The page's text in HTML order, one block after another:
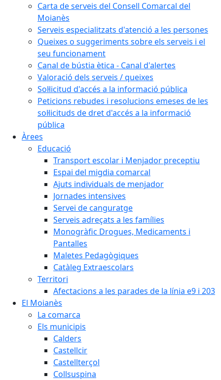
Carta de serveis del Consell Comarcal del
Moianès
Serveis especialitzats d'atenció a les persones
Queixes o suggeriments sobre els serveis i el
seu funcionament
Canal de bústia ètica - Canal d'alertes
Valoració dels serveis / queixes
Sol·licitud d'accés a la informació pública
Peticions rebudes i resolucions emeses de les
sol·licituds de dret d'accés a la informació
pública
Àrees
Educació
Transport escolar i Menjador preceptiu
Espai del migdia comarcal
Ajuts individuals de menjador
Jornades intensives
Servei de canguratge
Serveis adreçats a les famílies
Monogràfic Drogues, Medicaments i
Pantalles
Maletes Pedagògiques
Catàleg Extraescolars
Territori
Afectacions a les parades de la línia e9 i 203
El Moianès
La comarca
Els municipis
Calders
Castellcir
Castellterçol
Collsuspina